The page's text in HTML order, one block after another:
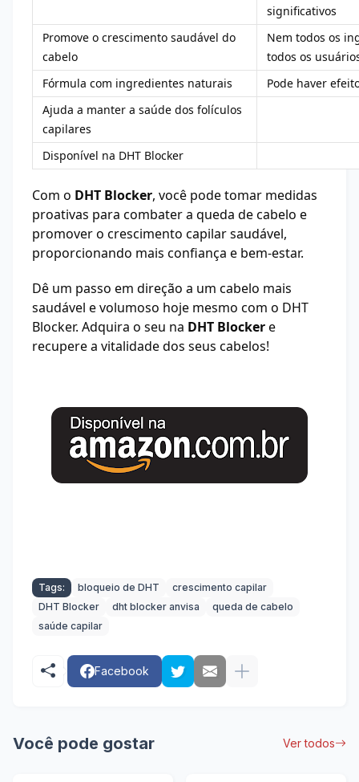
significativos
Promove o crescimento saudável do
cabelo
Nem todos os
todos os
Fórmula com ingredientes naturais
Pode haver
Ajuda a manter a saúde dos folículos
capilares
Disponível na DHT Blocker
Com o DHT Blocker, você pode tomar medidas
proativas para combater a queda de cabelo e
promover o crescimento capilar saudável,
proporcionando mais confiança e bem-estar.
Dê um passo em direção a um cabelo mais
saudável e volumoso hoje mesmo com o DHT
Blocker. Adquira o seu na DHT Blockere
recupere a vitalidade dos seus cabelos!
Tags: bloqueio de DHT
crescimento capilar
DHT Blocker
dht blocker anvisa
queda de cabelo
saúde capilar
Facebook
Você pode gostar Ver todos